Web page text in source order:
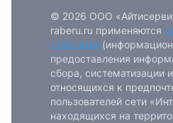
© 2026 ООО
raberu.ru применяются
технологии
предоставления
сбора, систематизации
относящихся к
пользователей сети
находящихся на